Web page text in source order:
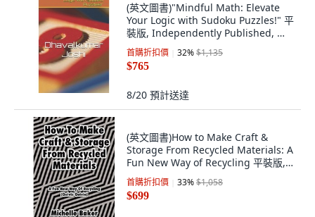
(英文圖書)"Mindful Math: Elevate
Your Logic with Sudoku Puzzles!" 平
裝版, Independently Published, 英
文
首購折扣價 32%$1,135
$765
8/20 預計送達
(英文圖書)How to Make Craft &
Storage From Recycled Materials: A
Fun New Way of Recycling 平裝版,
Tellwell Talent, 英文
首購折扣價 33%$1,058
$699